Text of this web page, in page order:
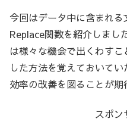
今回はデータ中に含まれ
Replace関数を紹介しまし
は様々な機会で出くわす
した方法を覚えておいて
効率の改善を図ることが期
スポン